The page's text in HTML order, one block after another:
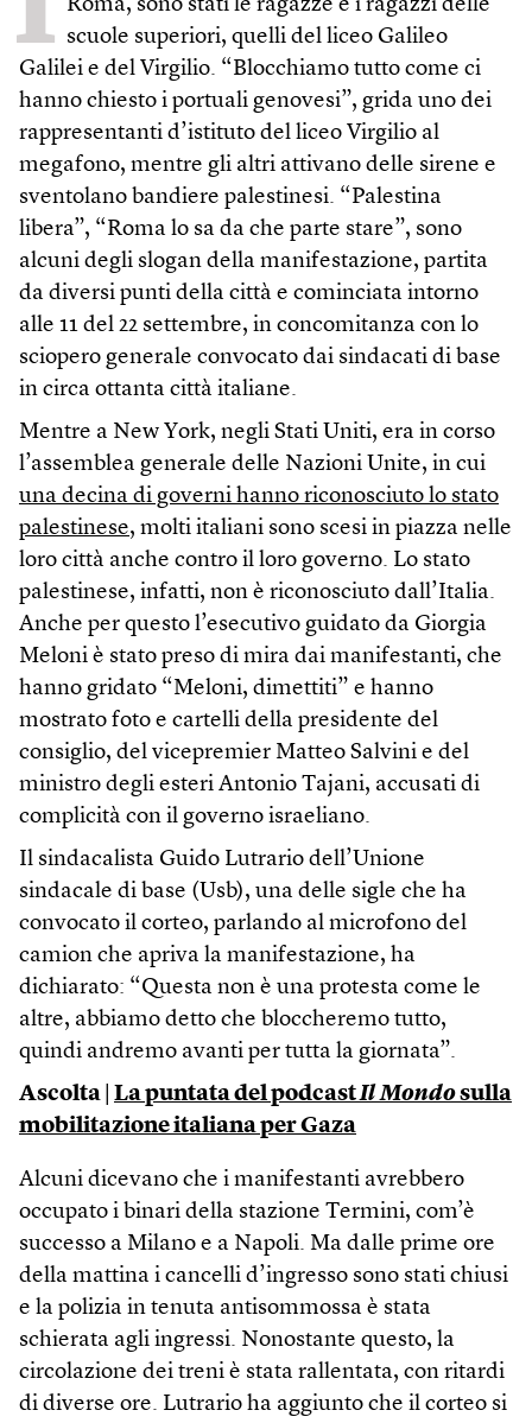
Roma, sono stati le ragazze e i ragazzi delle
scuole superiori, quelli del liceo Galileo
Galilei e del Virgilio. “Blocchiamo tutto come ci
hanno chiesto i portuali genovesi”, grida uno dei
rappresentanti d’istituto del liceo Virgilio al
megafono, mentre gli altri attivano delle sirene e
sventolano bandiere palestinesi. “Palestina
libera”, “Roma lo sa da che parte stare”, sono
alcuni degli slogan della manifestazione, partita
da diversi punti della città e cominciata intorno
alle 11 del 22 settembre, in concomitanza con lo
sciopero generale convocato dai sindacati di base
in circa ottanta città italiane.
Mentre a New York, negli Stati Uniti, era in corso
l’assemblea generale delle Nazioni Unite, in cui
una decina di governi hanno riconosciuto lo stato
palestinese, molti italiani sono scesi in piazza nelle
loro città anche contro il loro governo. Lo stato
palestinese, infatti, non è riconosciuto dall’Italia.
Anche per questo l’esecutivo guidato da Giorgia
Meloni è stato preso di mira dai manifestanti, che
hanno gridato “Meloni, dimettiti” e hanno
mostrato foto e cartelli della presidente del
consiglio, del vicepremier Matteo Salvini e del
ministro degli esteri Antonio Tajani, accusati di
complicità con il governo israeliano.
Il sindacalista Guido Lutrario dell’Unione
sindacale di base (Usb), una delle sigle che ha
convocato il corteo, parlando al microfono del
camion che apriva la manifestazione, ha
dichiarato: “Questa non è una protesta come le
altre, abbiamo detto che bloccheremo tutto,
quindi andremo avanti per tutta la giornata”.
Ascolta | La puntata del podcastIl Mondosulla
mobilitazione italiana per Gaza
Alcuni dicevano che i manifestanti avrebbero
occupato i binari della stazione Termini, com’è
successo a Milano e a Napoli. Ma dalle prime ore
della mattina i cancelli d’ingresso sono stati chiusi
e la polizia in tenuta antisommossa è stata
schierata agli ingressi. Nonostante questo, la
circolazione dei treni è stata rallentata, con ritardi
di diverse ore. Lutrario ha aggiunto che il corteo si